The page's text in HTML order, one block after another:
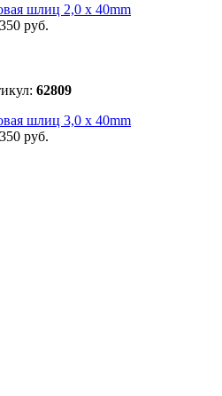
шлиц 2,0 x 40mm
350 руб.
62809
шлиц 3,0 x 40mm
350 руб.